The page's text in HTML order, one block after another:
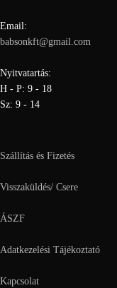
Email:
babsonkft@gmail.com
Nyitvatartás:
H - P: 9 - 18
Sz: 9 - 14
Szállítás és Fizetés
Visszaküldés/ Csere
ÁSZF
Adatkezelési Tájékoztató
Kapcsolat